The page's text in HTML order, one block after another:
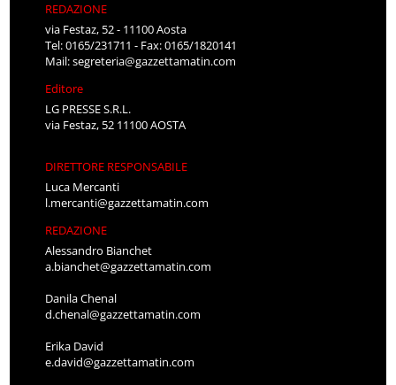
REDAZIONE
via Festaz, 52 - 11100 Aosta
Tel: 0165/231711 - Fax: 0165/1820141
Mail:segreteria@gazzettamatin.com
Editore
LG PRESSE S.R.L.
via Festaz, 52 11100 AOSTA
DIRETTORE RESPONSABILE
Luca Mercanti
l.mercanti@gazzettamatin.com
REDAZIONE
Alessandro Bianchet
a.bianchet@gazzettamatin.com
Danila Chenal
d.chenal@gazzettamatin.com
Erika David
e.david@gazzettamatin.com